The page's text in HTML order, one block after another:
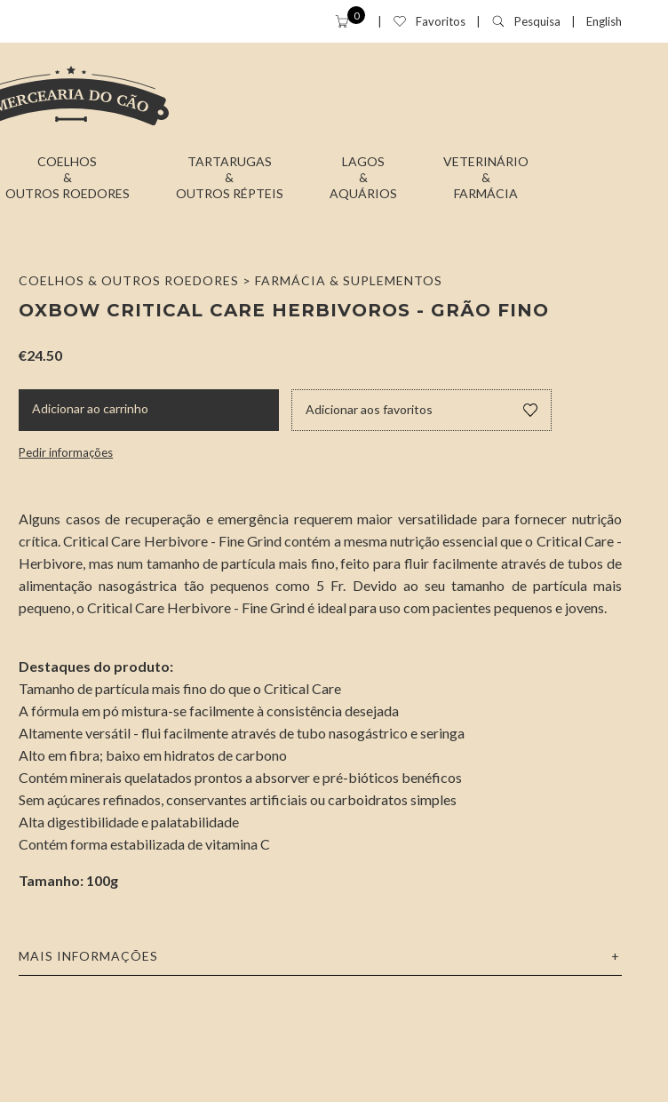
0 Favoritos Pesquisa English
COELHOS
&
OUTROS ROEDORES
TARTARUGAS
&
OUTROS RÉPTEIS
LAGOS
&
AQUÁRIOS
VETERINÁRIO
&
FARMÁCIA
COELHOS & OUTROS ROEDORES FARMÁCIA & SUPLEMENTOS
OXBOW CRITICAL CARE HERBIVOROS - GRÃO FINO
€24.50
Adicionar ao carrinho Adicionar aos favoritos
Pedir informações
Alguns casos de recuperação e emergência requerem maior versatilidade para fornecer nutrição
crítica. Critical Care Herbivore - Fine Grind contém a mesma nutrição essencial que o Critical Care -
Herbivore, mas num tamanho de partícula mais fino, feito para fluir facilmente através de tubos de
alimentação nasogástrica tão pequenos como 5 Fr. Devido ao seu tamanho de partícula mais
pequeno, o Critical Care Herbivore - Fine Grind é ideal para uso com pacientes pequenos e jovens.
Destaques do produto:
Tamanho de partícula mais fino do que o Critical Care
A fórmula em pó mistura-se facilmente à consistência desejada
Altamente versátil - flui facilmente através de tubo nasogástrico e seringa
Alto em fibra; baixo em hidratos de carbono
Contém minerais quelatados prontos a absorver e pré-bióticos benéficos
Sem açúcares refinados, conservantes artificiais ou carboidratos simples
Alta digestibilidade e palatabilidade
Contém forma estabilizada de vitamina C
Tamanho: 100g
MAIS INFORMAÇÕES +